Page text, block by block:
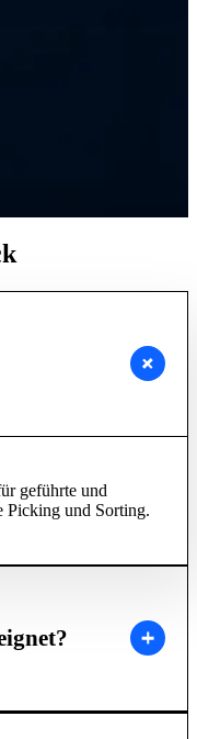
geführte und
Picking und Sorting.